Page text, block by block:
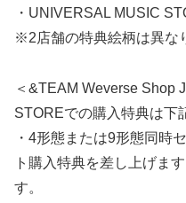
・UNIVERSAL MUSIC
※2店舗の特典絵柄は異な
＜&TEAM Weverse Shop
STOREでの購入特典は下
・4形態または9形態同
ト購入特典を差し上げま
す。